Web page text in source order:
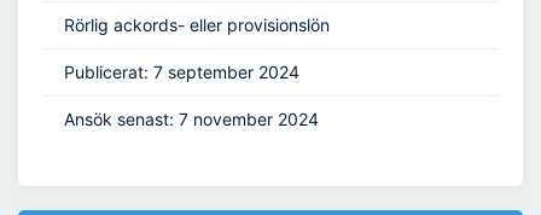
Rörlig ackords- eller provisionslön
Publicerat: 7 september 2024
Ansök senast: 7 november 2024